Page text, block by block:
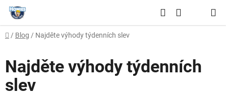
Přejít
obsah
Hledat
Domů
/ Blog / Najděte výhody týdenních slev
Najděte výhody týdenních
slev